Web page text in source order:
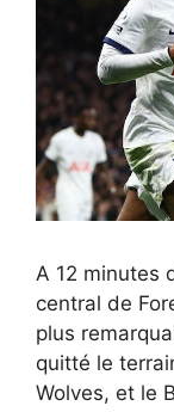
A 12 minutes
central de
plus
quitté le
Wolves, et le